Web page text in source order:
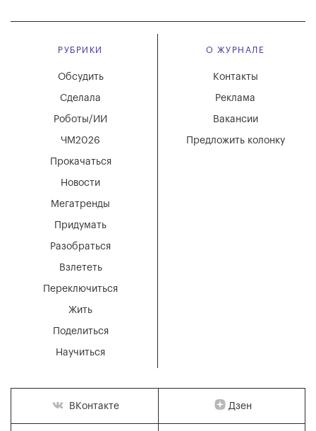
РУБРИКИ
Мегатренды
Придумать
Разобраться
Взлететь
Новости
Переключиться
Жить
Поделиться
Научиться
Обсудить
Сделала
Роботы/ИИ
ЧМ2026
Прокачаться
О ЖУРНАЛЕ
Вакансии
Реклама
Контакты
Предложить колонку
ВКонтакте Дзен